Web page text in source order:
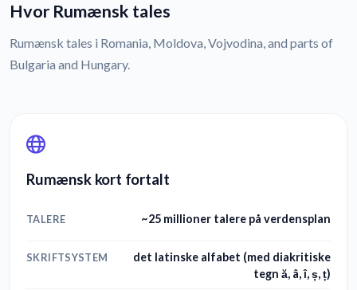
Hvor Rumænsk tales
Rumænsk tales i Romania, Moldova, Vojvodina, and parts of
Bulgaria and Hungary.
Rumænsk kort fortalt
TALERE ~25 millioner talere på verdensplan
SKRIFTSYSTEM
det latinske alfabet (med diakritiske
tegn ă, â, î, ș, ț)